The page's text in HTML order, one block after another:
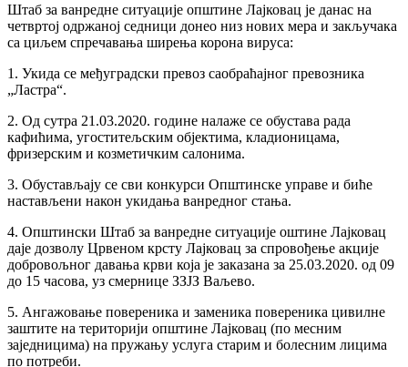
Штаб за ванредне ситуације општине Лајковац је данас на
четвртој одржаној седници донео низ нових мера и закључака
са циљем спречавања ширења корона вируса:
1. Укида се међуградски превоз саобраћајног превозника
„Ластра“.
2. Од сутра 21.03.2020. године налаже се обустава рада
кафићима, угоститељским објектима, кладионицама,
фризерским и козметичким салонима.
3. Обустављају се сви конкурси Општинске управе и биће
настављени након укидања ванредног стања.
4. Општински Штаб за ванредне ситуације оштине Лајковац
даје дозволу Црвеном крсту Лајковац за спровођење акције
добровољног давања крви која је заказана за 25.03.2020. од 09
до 15 часова, уз смернице ЗЗЈЗ Ваљево.
5. Ангажовање повереника и заменика повереника цивилне
заштите на територији општине Лајковац (по месним
заједницима) на пружању услуга старим и болесним лицима
по потреби.